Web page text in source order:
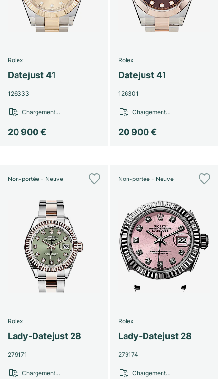
Rolex
Datejust 41
126333
20 900 €
Chargement…
Rolex
Datejust 41
126301
20 900 €
Chargement…
Non-portée - Neuve
Rolex
Lady-Datejust 28
279171
Chargement…
Non-portée - Neuve
Rolex
Lady-Datejust 28
279174
Chargement…